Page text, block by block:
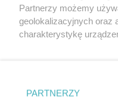
Partnerzy możemy
geolokalizacyjnych oraz
charakterystykę
zmienić/wycofać
PARTNERZY